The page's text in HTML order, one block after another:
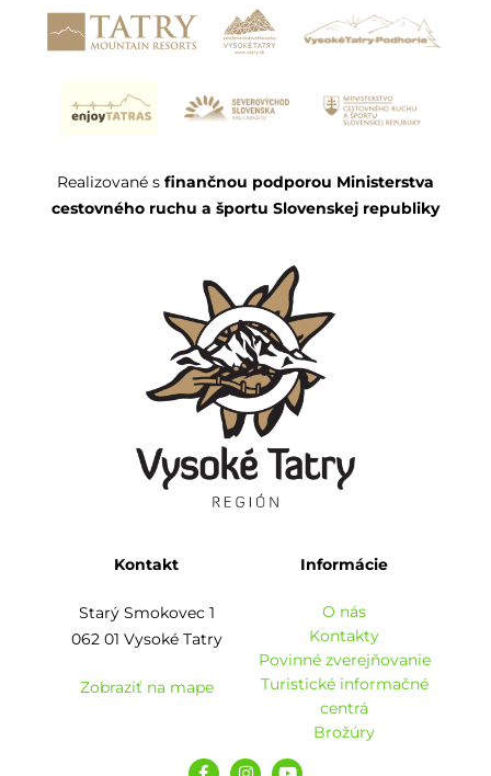
Realizované s finančnou podporou Ministerstva
cestovného ruchu a športu Slovenskej republiky
Kontakt
Starý Smokovec 1
062 01 Vysoké Tatry
Zobraziť na mape
Informácie
O nás
Kontakty
Povinné zverejňovanie
Turistické informačné
centrá
Brožúry